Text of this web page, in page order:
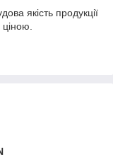
якість продукції